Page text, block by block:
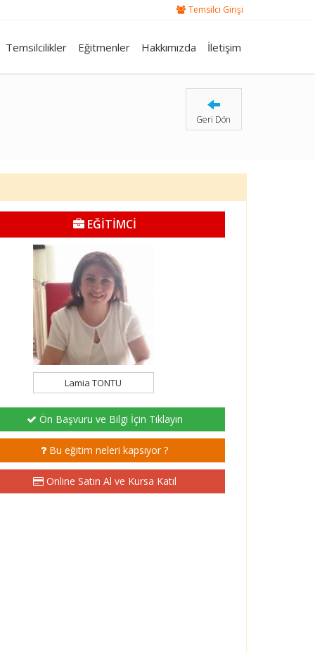
Temsilci Girişi
Temsilcilikler Eğitmenler Hakkımızda İletişim
Geri Dön
EĞİTİMCİ
Lamia TONTU
Ön Başvuru ve Bilgi İçin Tıklayın
Bu eğitim neleri kapsıyor ?
Online Satın Al ve Kursa Katıl